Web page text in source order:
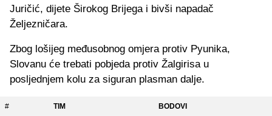
Juričić, dijete Širokog Brijega i bivši napadač
Željezničara.
Zbog lošijeg međusobnog omjera protiv Pyunika,
Slovanu će trebati pobjeda protiv Žalgirisa u
posljednjem kolu za siguran plasman dalje.
# TIM BODOVI